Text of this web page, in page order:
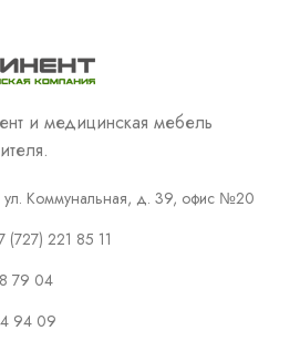
и медицинская мебель
ул. Коммунальная, д. 39, офис №20
(727) 221 85 11
79 04
94 09